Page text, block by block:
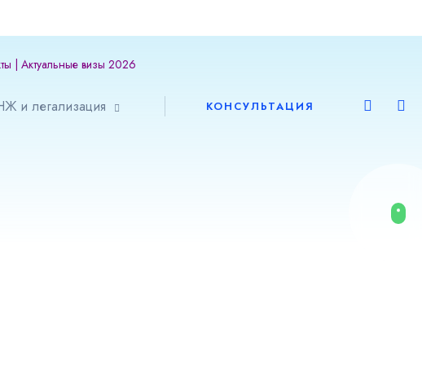
Актуальные визы 2026
и легализация КОНСУЛЬТАЦИЯ